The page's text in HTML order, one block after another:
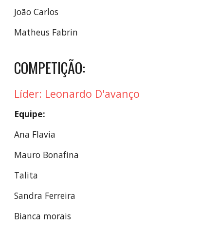
João Carlos
Matheus Fabrin
COMPETIÇÃO:
Líder: Leonardo D'avanço
Equipe:
Ana Flavia
Mauro Bonafina
Talita
Sandra Ferreira
Bianca morais